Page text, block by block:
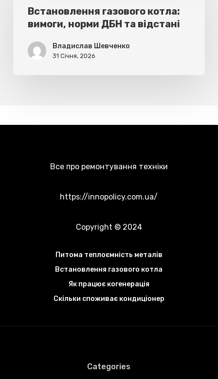
котла:
вимоги,
норми
ДБН
Встановлення газового котла:
вимоги, норми ДБН та відстані
Владислав Шевченко
31 Січня, 2026
Все про ремонтування техніки
https://innopolicy.com.ua/
Copyright © 2024
Питома теплоємність металів
Встановлення газового котла
Як працює когенерація
Скільки споживає кондиціонер
Categories